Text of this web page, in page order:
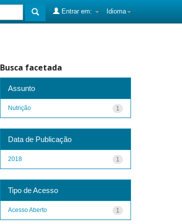
Idioma
Entrar em:
Busca facetada
Assunto
1
Nutrição
Data de Publicação
1
2018
Tipo de Acesso
1
Acesso Aberto